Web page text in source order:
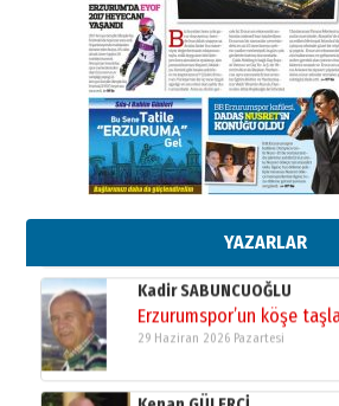
YAZARLAR
26 Mart 2026 Perşembe
Cem Bakırcı
Ardında bıraktığı
gönül adamı Faruk
13 Mayıs 2026 Çarşamba
Esat BİNDESEN
Başkan Sekmen’den
bir vizyon proje daha!
02 Ağustos 2026 Pazar
Kadir SABUNCUOĞLU
Erzurumspor’un köşe
29 Haziran 2026 Pazartesi
Kenan GÜLERCİ